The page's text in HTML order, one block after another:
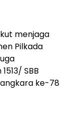
menjaga
Pilkada
SBB
ke-78